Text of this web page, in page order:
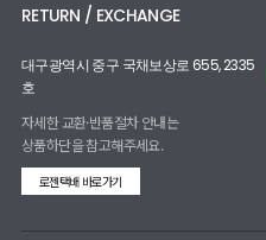
RETURN / EXCHANGE
대구광역시 중구 국채보상로 655, 2335
호
자세한 교환·반품절차 안내는
상품하단을 참고해주세요.
로젠택배 바로가기